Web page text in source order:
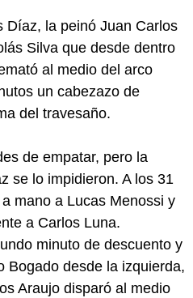
Díaz, la peinó Juan Carlos
Silva que desde dentro
al medio del arco
un cabezazo de
del travesaño.
de empatar, pero la
se lo impidieron. A los 31
mano a Lucas Menossi y
a Carlos Luna.
minuto de descuento y
Bogado desde la izquierda,
Araujo disparó al medio